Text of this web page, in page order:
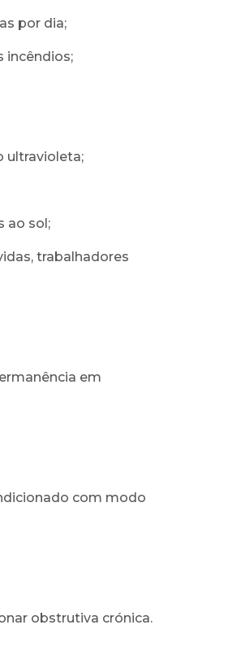
por dia;
incêndios;
ultravioleta;
ao sol;
trabalhadores
em
com modo
obstrutiva crónica.